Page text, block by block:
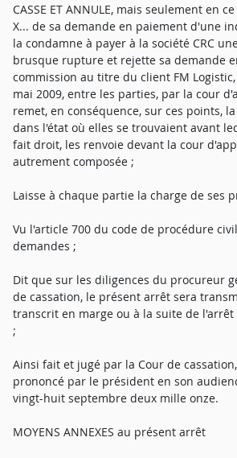
CASSE ET ANNULE, mais seulement en
X... de sa demande en paiement d'une
la condamne à payer à la société CRC
brusque rupture et rejette sa demande
commission au titre du client FM
mai 2009, entre les parties, par la cour
remet, en conséquence, sur ces points,
dans l'état où elles se trouvaient avant
fait droit, les renvoie devant la cour
autrement composée ;
Laisse à chaque partie la charge de ses
Vu l'article 700 du code de procédure
demandes ;
Dit que sur les diligences du procureur
de cassation, le présent arrêt sera
transcrit en marge ou à la suite de
;
Ainsi fait et jugé par la Cour de
prononcé par le président en son
vingt-huit septembre deux mille onze.
MOYENS ANNEXES au présent arrêt